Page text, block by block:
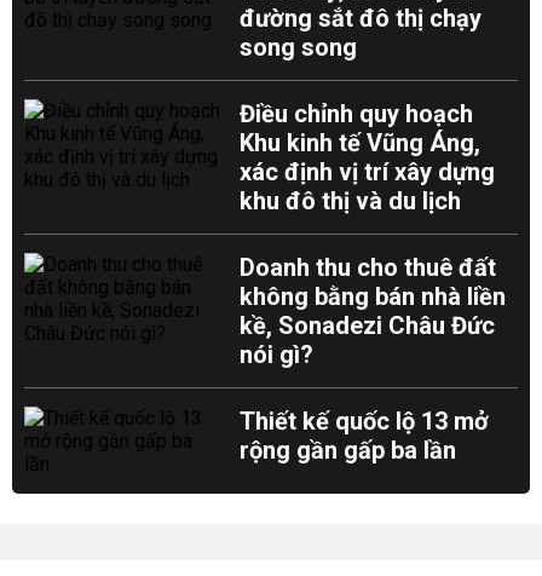
đường sắt đô thị chạy
song song
Điều chỉnh quy hoạch
Khu kinh tế Vũng Áng,
xác định vị trí xây dựng
khu đô thị và du lịch
Doanh thu cho thuê đất
không bằng bán nhà liền
kề, Sonadezi Châu Đức
nói gì?
Thiết kế quốc lộ 13 mở
rộng gần gấp ba lần